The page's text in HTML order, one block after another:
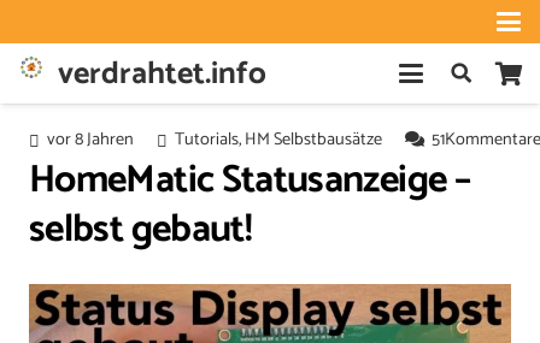
verdrahtet.info
vor 8 Jahren Tutorials,HM Selbstbausätze 51Kommentare
HomeMatic Statusanzeige –
selbst gebaut!